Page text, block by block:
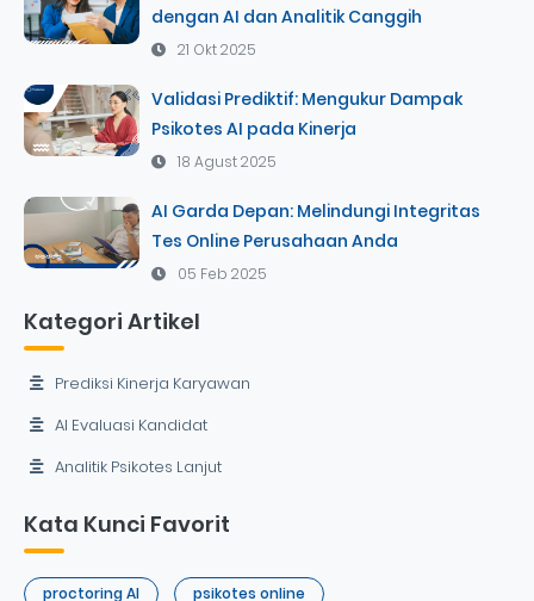
dengan AI dan Analitik Canggih
21 Okt 2025
Validasi Prediktif: Mengukur Dampak
Psikotes AI pada Kinerja
18 Agust 2025
AI Garda Depan: Melindungi Integritas
Tes Online Perusahaan Anda
05 Feb 2025
Kategori Artikel
Prediksi Kinerja Karyawan
AI Evaluasi Kandidat
Analitik Psikotes Lanjut
Kata Kunci Favorit
proctoring AI psikotes online